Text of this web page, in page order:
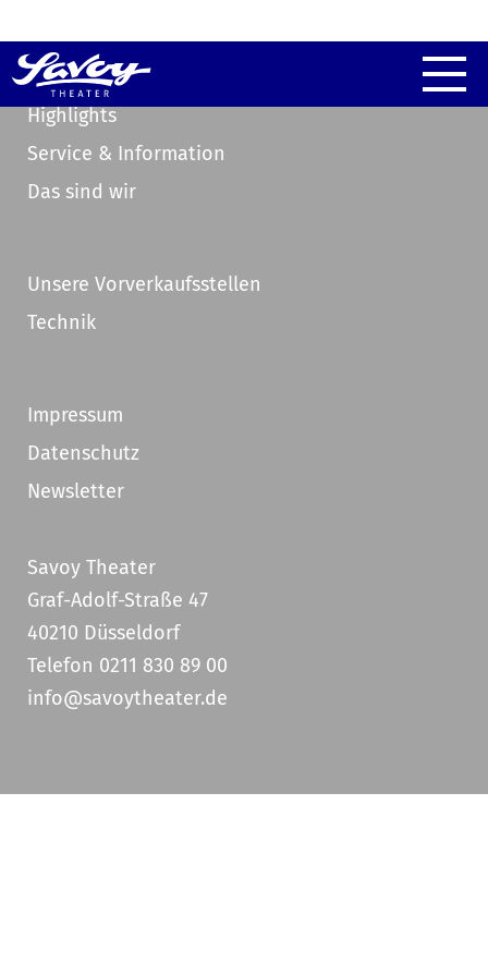
Highlights
Service & Information
Das sind wir
Unsere Vorverkaufsstellen
Technik
Impressum
Datenschutz
Newsletter
Savoy Theater
Graf-Adolf-Straße 47
40210 Düsseldorf
Telefon 0211 830 89 00
info@savoytheater.de